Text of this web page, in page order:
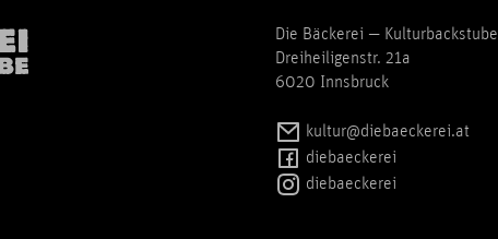
Die Bäckerei — Kulturbackstube
Dreiheiligenstr. 21a
6020 Innsbruck
kultur@diebaeckerei.at
diebaeckerei
diebaeckerei